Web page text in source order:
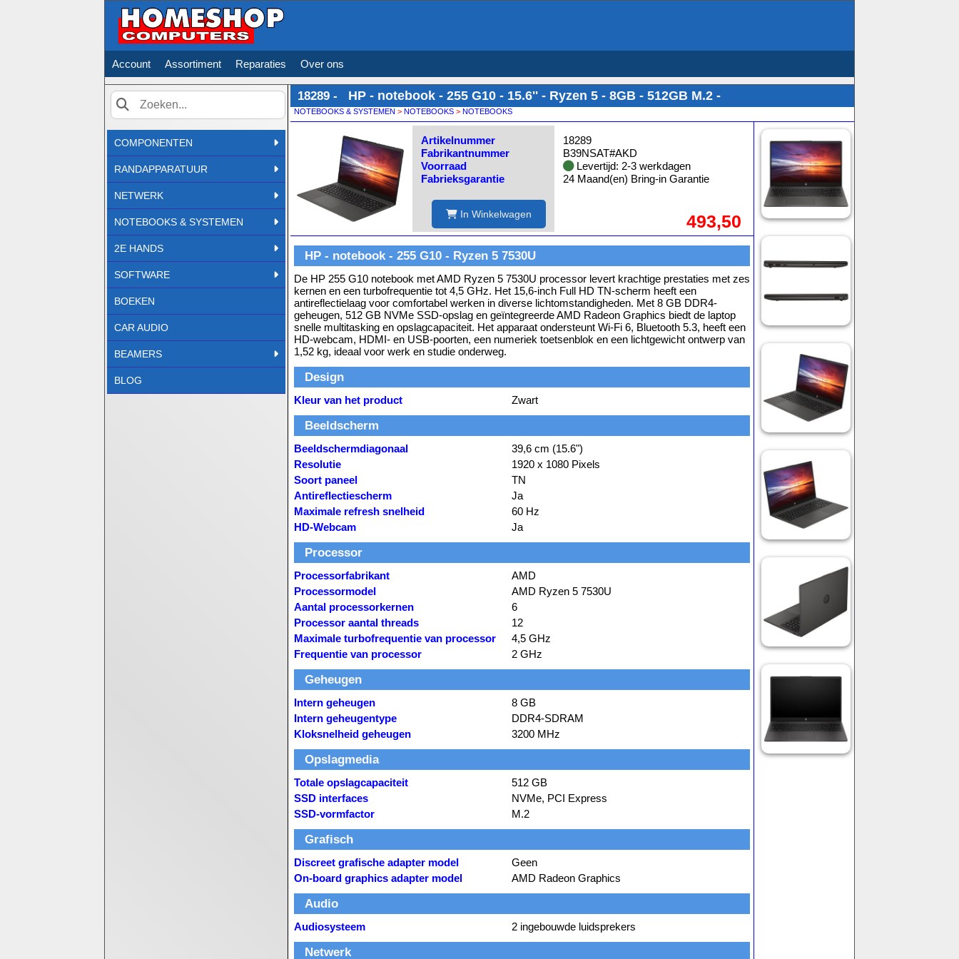
Account Assortiment Reparaties Over ons
Zoek
COMPONENTEN
RANDAPPARATUUR
NETWERK
NOTEBOOKS & SYSTEMEN
2E HANDS
SOFTWARE
BOEKEN
CAR AUDIO
BEAMERS
BLOG
18289 - HP - notebook - 255 G10 - 15.6'' - Ryzen 5 - 8GB - 512GB M.2 -
NOTEBOOKS & SYSTEMEN > NOTEBOOKS > NOTEBOOKS
Artikelnummer
Fabrikantnummer
Voorraad
Fabrieksgarantie
In Winkelwagen
18289
B39NSAT#AKD
Levertijd: 2-3 werkdagen
24 Maand(en) Bring-in Garantie
493,50
HP - notebook - 255 G10 - Ryzen 5 7530U
De HP 255 G10 notebook met AMD Ryzen 5 7530U processor levert krachtige prestaties met zes
kernen en een turbofrequentie tot 4,5 GHz. Het 15,6-inch Full HD TN-scherm heeft een
antireflectielaag voor comfortabel werken in diverse lichtomstandigheden. Met 8 GB DDR4-
geheugen, 512 GB NVMe SSD-opslag en geïntegreerde AMD Radeon Graphics biedt de laptop
snelle multitasking en opslagcapaciteit. Het apparaat ondersteunt Wi-Fi 6, Bluetooth 5.3, heeft een
HD-webcam, HDMI- en USB-poorten, een numeriek toetsenblok en een lichtgewicht ontwerp van
1,52 kg, ideaal voor werk en studie onderweg.
Design
Kleur van het product Zwart
Beeldscherm
Beeldschermdiagonaal
39,6 cm (15.6")
Resolutie
1920 x 1080 Pixels
Soort paneel
TN
Antireflectiescherm
Ja
Maximale refresh snelheid
60 Hz
HD-Webcam
Ja
Processor
Processorfabrikant
AMD
Processormodel
AMD Ryzen 5 7530U
Aantal processorkernen
6
Processor aantal threads
12
Maximale turbofrequentie van processor
4,5 GHz
Frequentie van processor
2 GHz
Geheugen
Intern geheugen
8 GB
Intern geheugentype
DDR4-SDRAM
Kloksnelheid geheugen
3200 MHz
Opslagmedia
Totale opslagcapaciteit
512 GB
SSD interfaces
NVMe, PCI Express
SSD-vormfactor
M.2
Grafisch
Discreet grafische adapter model
Geen
On-board graphics adapter model
AMD Radeon Graphics
Audio
Audiosysteem 2 ingebouwde luidsprekers
Netwerk